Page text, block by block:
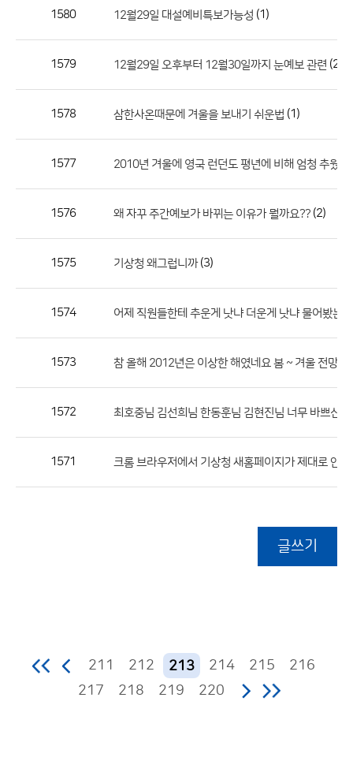
록
공
1580 12월29일 대설예비특보가능성 (1)
1579 12월29일 오후부터 12월30일까지 눈예보 관련 (2)
1578 삼한사온때문에 겨울을 보내기 쉬운법 (1)
1577 2010년 겨울에 영국 런던도 평년에 비해 엄청 추웠죠.
1576 왜 자꾸 주간예보가 바뀌는 이유가 뭘까요?? (2)
1575 기상청 왜그럽니까(3)
1574 어제 직원들한테 추운게 낫냐 더운게 낫냐 물어봤는데
1573 참 올해 2012년은 이상한 해였네요 봄 ~ 겨울 전망에
1572 최호중님 김선희님 한동훈님 김현진님 너무 바쁘신
1571 크롬 브라우저에서 기상청 새홈페이지가 제대로 안
글쓰기
211 212 213 214 215
216
217
218 219 220